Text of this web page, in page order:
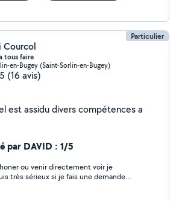
Particulier
tous faire
en-Bugey (Saint-Sorlin-en-Bugey)
(16 avis)
compétences a
par DAVID : 1/5
ou venir directement voir je
très sérieux si je fais une demande